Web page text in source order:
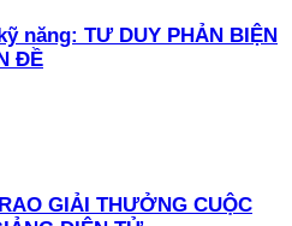
năng: TƯ DUY PHẢN BIỆN
ĐỀ
GIẢI THƯỞNG CUỘC